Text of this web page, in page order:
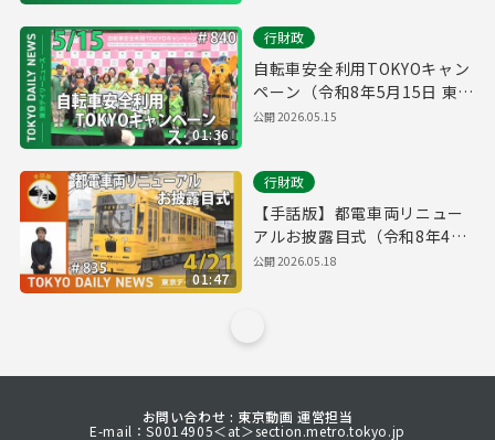
01:36
行財政
自転車安全利用TOKYOキャン
ペーン（令和8年5月15日 東京
デイリーニュース No.840）
公開2026.05.15
01:47
行財政
【手話版】都電車両リニュー
アルお披露目式（令和8年4月
21日 東京デイリーニュース
公開2026.05.18
お問い合わせ : 東京動画 運営担当
E-mail：S0014905＜at＞section.metro.tokyo.jp